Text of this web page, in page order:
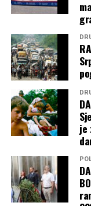
Žarko Švraka
“Rješenje je hajka
pojava sa teškim
Očekuje da se
oni imati bolje
rade za narod i
Tužbe
Ukoliko ne bude
poljoprivrednici iz
potegnuti tužbe.
“Tražićemo
je